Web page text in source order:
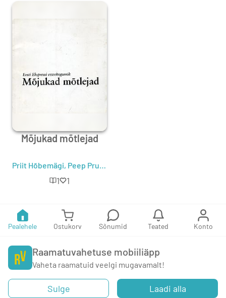
Mõjukad mõtlejad
Priit Hõbemägi, Peep Pruks
1 1
Pealehele Ostukorv Sõnumid Teated Konto
Raamatuvahetuse mobiiliäpp
Vaheta raamatuid veelgi mugavamalt!
Sulge Laadi alla